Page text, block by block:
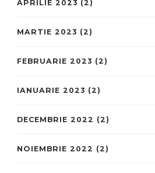
APRILIE 2023 (2)
MARTIE 2023 (2)
FEBRUARIE 2023 (2)
IANUARIE 2023 (2)
DECEMBRIE 2022 (2)
NOIEMBRIE 2022 (2)